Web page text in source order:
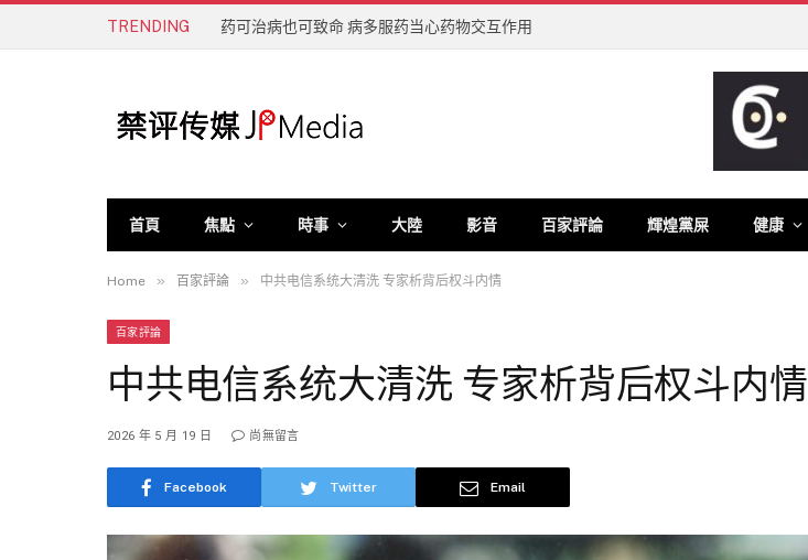
TRENDING 药可治病也可致命 病多服药当心药物交互作用
首頁 焦點 時事 大陸 影音 百家評論 輝煌黨屎 健康
Home » 百家評論 » 中共电信系统大清洗 专家析背后权斗内情
百家評論
中共电信系统大清洗 专家析背后权斗内情
2026 年 5 月 19 日 尚無留言
Facebook Twitter Email